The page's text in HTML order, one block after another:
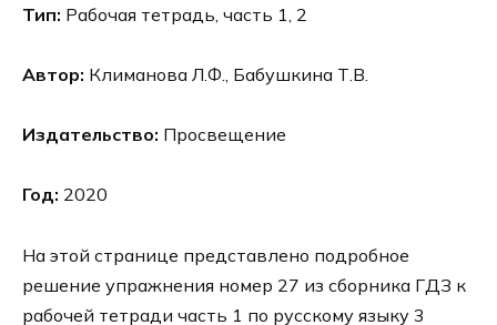
Тип: Рабочая тетрадь, часть 1, 2
Автор: Климанова Л.Ф., Бабушкина Т.В.
Издательство: Просвещение
Год: 2020
На этой странице представлено подробное
решение упражнения номер 27 из сборника ГДЗ к
рабочей тетради часть 1 по русскому языку 3